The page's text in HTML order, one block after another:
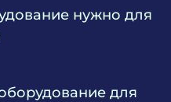
нужно для
для